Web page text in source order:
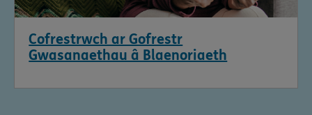
Cofrestrwch ar Gofrestr
Gwasanaethau â Blaenoriaeth